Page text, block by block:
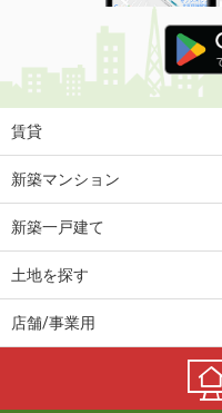
賃貸
新築マンション
新築一戸建て
土地を探す
店舗/事業用